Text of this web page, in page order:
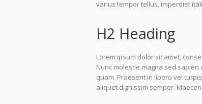
varius tempor tellus, imperdiet
H2 Heading
Lorem ipsum dolor sit amet,
Nunc molestie magna sed
quam. Praesent in libero vel
aliquet dignissim semper.